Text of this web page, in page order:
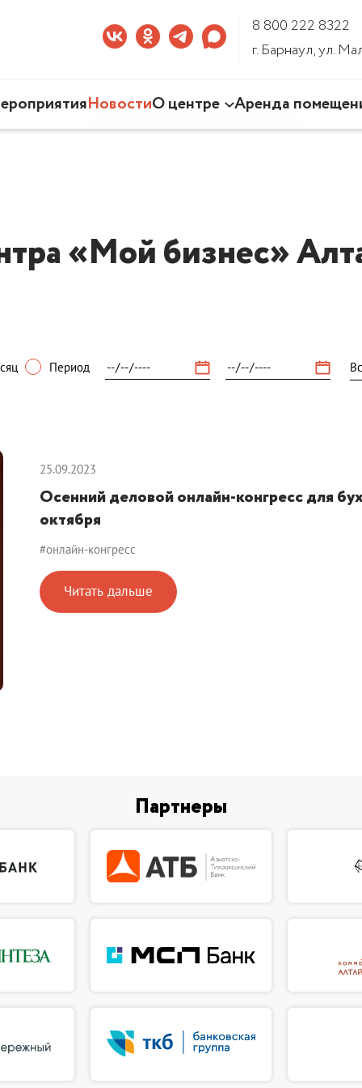
8 800 222 8322
г. Барнаул, ул.
НовостиО центре
3D-тур по Центру
Аренда
«Мой бизнес»
Период
25.09.2023
Осенний деловой онлайн-конгресс для
октября
#онлайн-конгресс
Читать дальше
Партнеры